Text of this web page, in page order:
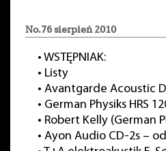
No.76 sierpień 2010
• WSTĘPNIAK:
• Listy
• Avantgarde Acoustic
• German Physiks HRS
• Robert Kelly (German
• Ayon Audio CD-2s –